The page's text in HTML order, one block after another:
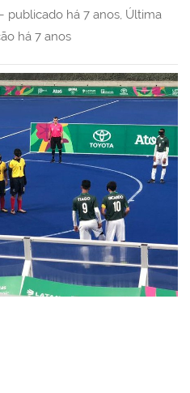
publicado há 7 anos, Última
há 7 anos